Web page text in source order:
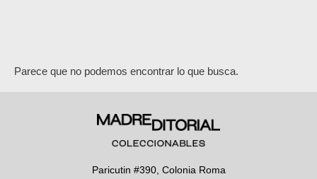
Parece que no podemos encontrar lo que busca.
Paricutin #390, Colonia Roma